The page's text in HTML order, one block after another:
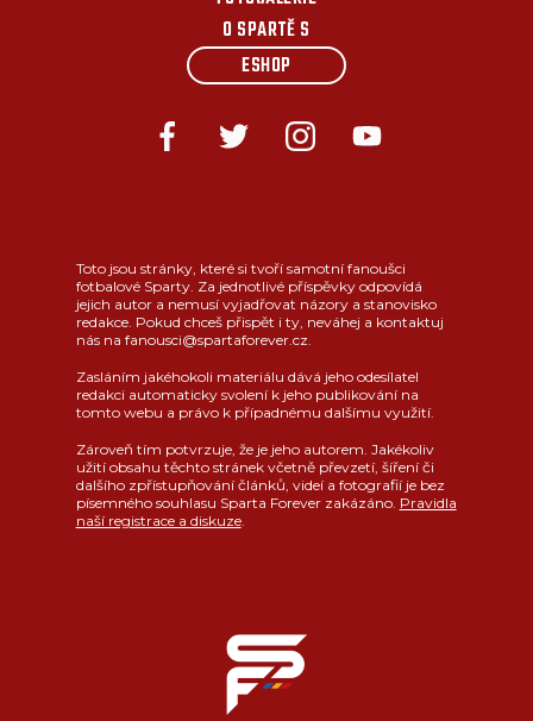
O SPARTĚ S
ESHOP
Toto jsou stránky, které si tvoří samotní fanoušci
fotbalové Sparty. Za jednotlivé příspěvky odpovídá
jejich autor a nemusí vyjadřovat názory a stanovisko
redakce. Pokud chceš přispět i ty, neváhej a kontaktuj
nás na fanousci@spartaforever.cz.
Zasláním jakéhokoli materiálu dává jeho odesílatel
redakci automaticky svolení k jeho publikování na
tomto webu a právo k případnému dalšímu využití.
Zároveň tím potvrzuje, že je jeho autorem. Jakékoliv
užití obsahu těchto stránek včetně převzetí, šíření či
dalšího zpřístupňování článků, videí a fotografií je bez
písemného souhlasu Sparta Forever zakázáno. Pravidla
naší registrace a diskuze.